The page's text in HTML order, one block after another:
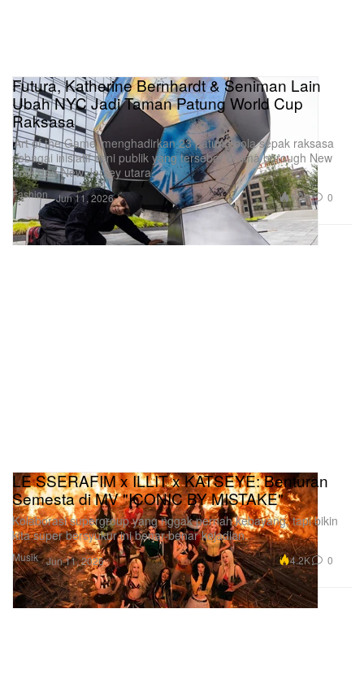
Fashion
Futura, Katherine Bernhardt & Seniman Lain
Ubah NYC Jadi Taman Patung World Cup
Raksasa
‘Art of the Game’ menghadirkan 23 patung bola sepak raksasa
sebagai inisiatif seni publik yang tersebar di lima borough New
York dan New Jersey utara.
Jun 11, 2026 1.3K 0
Musik
LE SSERAFIM x ILLIT x KATSEYE: Benturan
Semesta di MV "ICONIC BY MISTAKE"
Kolaborasi supergroup yang nggak pernah kebayang, tapi bikin
kita super bersyukur ini benar-benar kejadian.
Jun 11, 2026 4.2K 0